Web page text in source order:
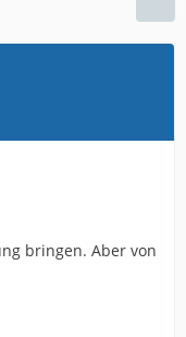
bringen. Aber von